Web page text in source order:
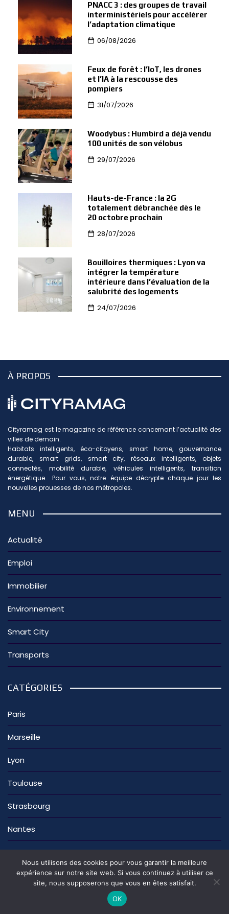
PNACC 3 : des groupes de travail
interministériels pour accélérer
l’adaptation climatique
06/08/2026
Feux de forêt : l’IoT, les drones
et l’IA à la rescousse des
pompiers
31/07/2026
Woodybus : Humbird a déjà vendu
100 unités de son vélobus
29/07/2026
Hauts-de-France : la 2G
totalement débranchée dès le
20 octobre prochain
28/07/2026
Bouilloires thermiques : Lyon va
intégrer la température
intérieure dans l’évaluation de la
salubrité des logements
24/07/2026
À PROPOS
Cityramag est le magazine de référence concernant l’actualité des
villes de demain.
Habitats intelligents, éco-citoyens, smart home, gouvernance
durable, smart grids, smart city, réseaux intelligents, objets
connectés, mobilité durable, véhicules intelligents, transition
énergétique… Pour vous, notre équipe décrypte chaque jour les
nouvelles prouesses de nos métropoles.
MENU
Actualité
Emploi
Immobilier
Environnement
Smart City
Transports
CATÉGORIES
Paris
Marseille
Lyon
Toulouse
Strasbourg
Nantes
La rédaction Nous contacter
Mentions légales
Politique de confidentialité
Nous utilisons des cookies pour vous garantir la meilleure
expérience sur notre site web. Si vous continuez à utiliser ce
site, nous supposerons que vous en êtes satisfait.
OK